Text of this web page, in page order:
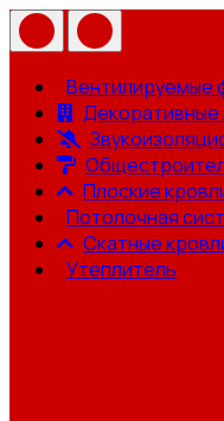
Вентилируемые
Декоративные
Плоские
Потолочная
Скатные
Утеплитель